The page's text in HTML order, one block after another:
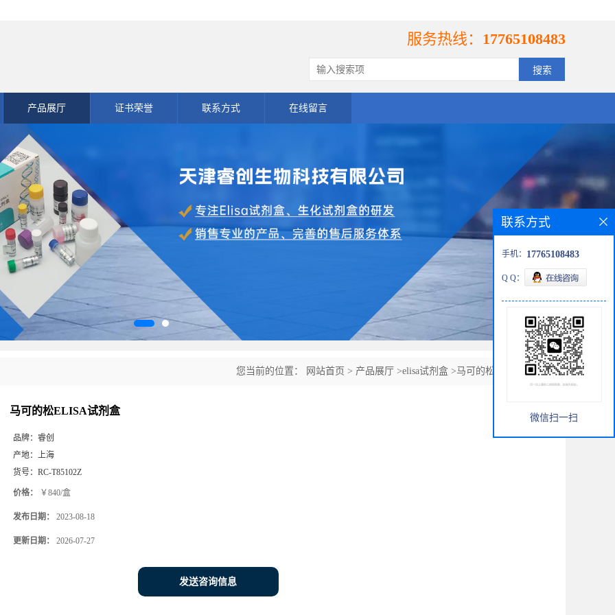
服务热线： 17765108483
产品展厅 证书荣誉 联系方式 在线留言
您当前的位置： 网站首页 > 产品展厅 >elisa试剂盒 >马可的松ELISA试剂盒
马可的松ELISA试剂盒
品牌： 睿创
产地：
上海
货号： RC-T85102Z
价格： ￥840/盒
发布日期： 2023-08-18
更新日期： 2026-07-27
发送咨询信息
联系方式
手机： 17765108483
Q Q：
微信扫一扫